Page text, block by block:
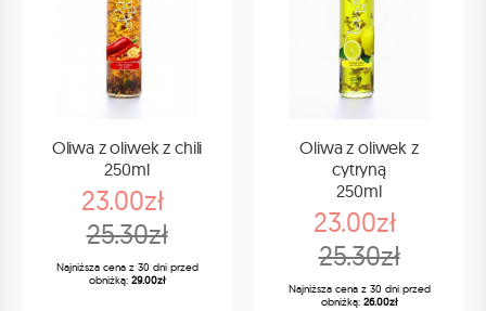
Oliwa z oliwek z chili
250ml
23.00zł
25.30zł
Najniższa cena z 30 dni przed
obniżką: 29.00zł
Oliwa z oliwek z
cytryną
250ml
23.00zł
25.30zł
Najniższa cena z 30 dni przed
obniżką: 26.00zł